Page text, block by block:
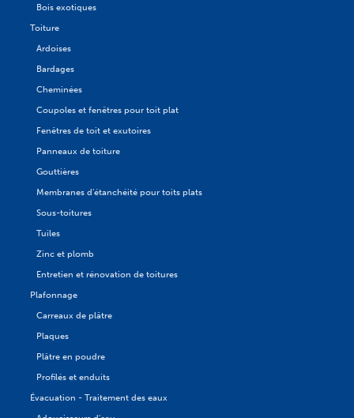
Bois exotiques
Toiture
Ardoises
Bardages
Cheminées
Coupoles et fenêtres pour toit plat
Fenêtres de toit et exutoires
Panneaux de toiture
Gouttières
Membranes d'étanchéité pour toits plats
Sous-toitures
Tuiles
Zinc et plomb
Entretien et rénovation de toitures
Plafonnage
Carreaux de plâtre
Plaques
Plâtre en poudre
Profilés et enduits
Évacuation - Traitement des eaux